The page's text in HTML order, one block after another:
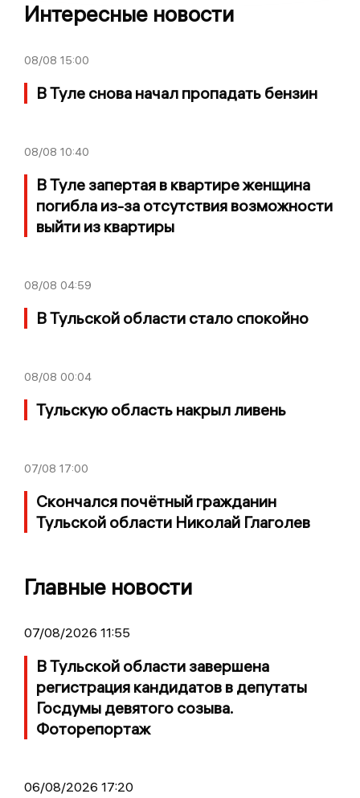
Интересные новости
08/08 15:00
В Туле снова начал пропадать бензин
08/08 10:40
В Туле запертая в квартире женщина
погибла из-за отсутствия возможности
выйти из квартиры
08/08 04:59
В Тульской области стало спокойно
08/08 00:04
Тульскую область накрыл ливень
07/08 17:00
Скончался почётный гражданин
Тульской области Николай Глаголев
Главные новости
07/08/2026 11:55
В Тульской области завершена
регистрация кандидатов в депутаты
Госдумы девятого созыва.
Фоторепортаж
06/08/2026 17:20